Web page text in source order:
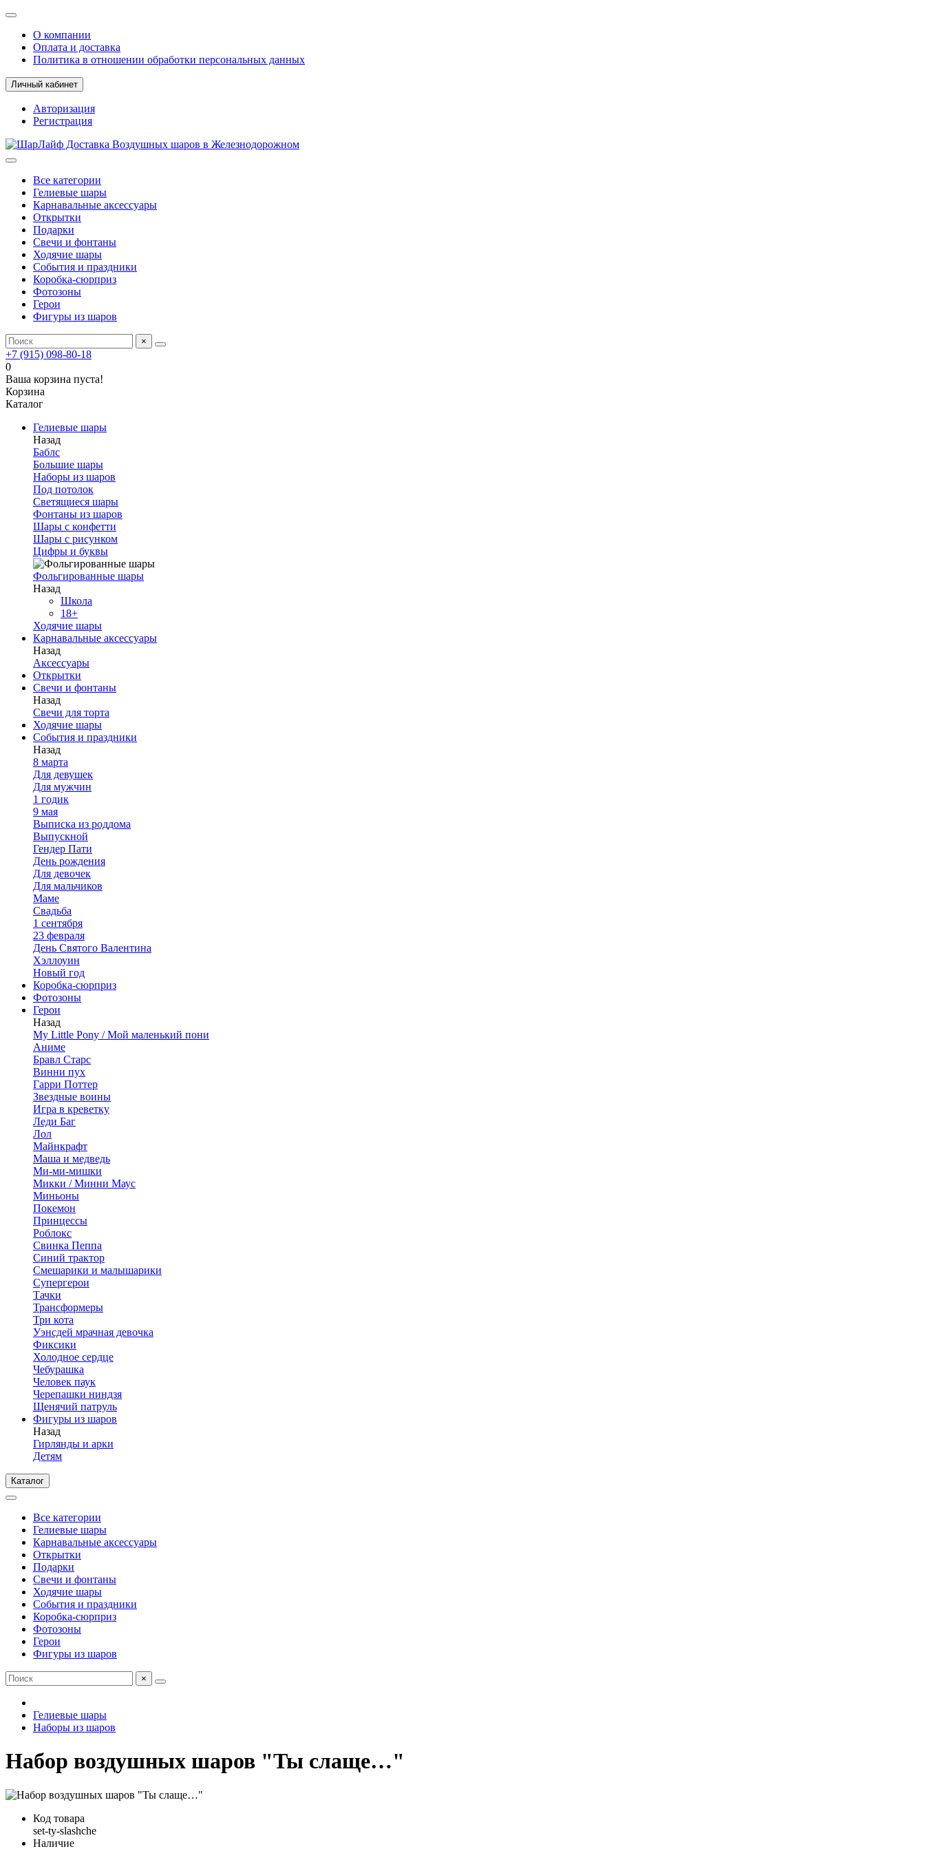
О компании
Оплата и доставка
Политика в отношении обработки персональных данных
Личный кабинет
Авторизация
Регистрация
Все категории
Гелиевые шары
Карнавальные аксессуары
Открытки
Подарки
Свечи и фонтаны
Ходячие шары
События и праздники
Коробка-сюрприз
Фотозоны
Герои
Фигуры из шаров
×
+7 (915) 098-80-18
0
Ваша корзина пуста!
Корзина
Каталог
Гелиевые шары
Назад
Баблс
Большие шары
Наборы из шаров
Под потолок
Светящиеся шары
Фонтаны из шаров
Шары с конфетти
Шары с рисунком
Цифры и буквы
Фольгированные шары
Назад
Школа
18+
Ходячие шары
Карнавальные аксессуары
Назад
Аксессуары
Открытки
Свечи и фонтаны
Назад
Свечи для торта
Ходячие шары
События и праздники
Назад
8 марта
Для девушек
Для мужчин
1 годик
9 мая
Выписка из роддома
Выпускной
Гендер Пати
День рождения
Для девочек
Для мальчиков
Маме
Свадьба
1 сентября
23 февраля
День Святого Валентина
Хэллоуин
Новый год
Коробка-сюрприз
Фотозоны
Герои
Назад
My Little Pony / Мой маленький пони
Аниме
Бравл Старс
Винни пух
Гарри Поттер
Звездные воины
Игра в креветку
Леди Баг
Лол
Майнкрафт
Маша и медведь
Ми-ми-мишки
Микки / Минни Маус
Миньоны
Покемон
Принцессы
Роблокс
Свинка Пеппа
Синий трактор
Смешарики и малышарики
Супергерои
Тачки
Трансформеры
Три кота
Уэнсдей мрачная девочка
Фиксики
Холодное сердце
Чебурашка
Человек паук
Черепашки ниндзя
Щенячий патруль
Фигуры из шаров
Назад
Гирлянды и арки
Детям
Каталог
Все категории
Гелиевые шары
Карнавальные аксессуары
Открытки
Подарки
Свечи и фонтаны
Ходячие шары
События и праздники
Коробка-сюрприз
Фотозоны
Герои
Фигуры из шаров
×
Гелиевые шары
Наборы из шаров
Набор воздушных шаров "Ты слаще…"
Код товара
set-ty-slashche
Наличие